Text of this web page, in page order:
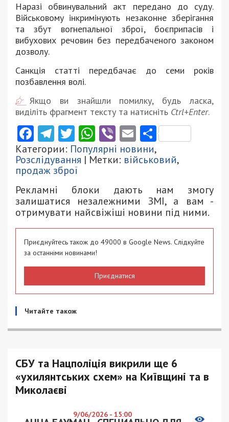
Наразі обвинувальний акт передано до суду.
Військовому інкримінують незаконне зберігання
та збут вогнепальної зброї, боєприпасів і
вибухових речовин без передбаченого законом
дозволу.
Санкція статті передбачає до семи років
позбавлення волі.
Якщо ви знайшли помилку, будь ласка,
виділіть фрагмент тексту та натисніть Ctrl+Enter.
Facebook
Telegram
Twitter
WhatsApp
ViberEmail
Категории: Популярні новини,
Розслідування | Метки: військовий,
продаж зброї
Рекламні блоки дають нам змогу
залишатися незалежними ЗМІ, а вам -
отримувати найсвіжіші новини під ними.
Приєднуйтесь також до 49000 в Google News. Слідкуйте
за останніми новинами!
Приєднатися
Читайте також
СБУ та Нацполіція викрили ще 6
«ухилянтських схем» на Київщині та в
Миколаєві
9/06/2026 - 15:00